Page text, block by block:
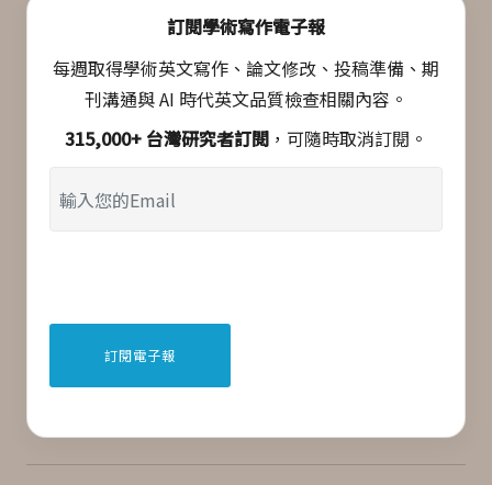
訂閱學術寫作電子報
每週取得學術英文寫作、論文修改、投稿準備、期
刊溝通與 AI 時代英文品質檢查相關內容。
315,000+ 台灣研究者訂閱 ，可隨時取消訂閱。